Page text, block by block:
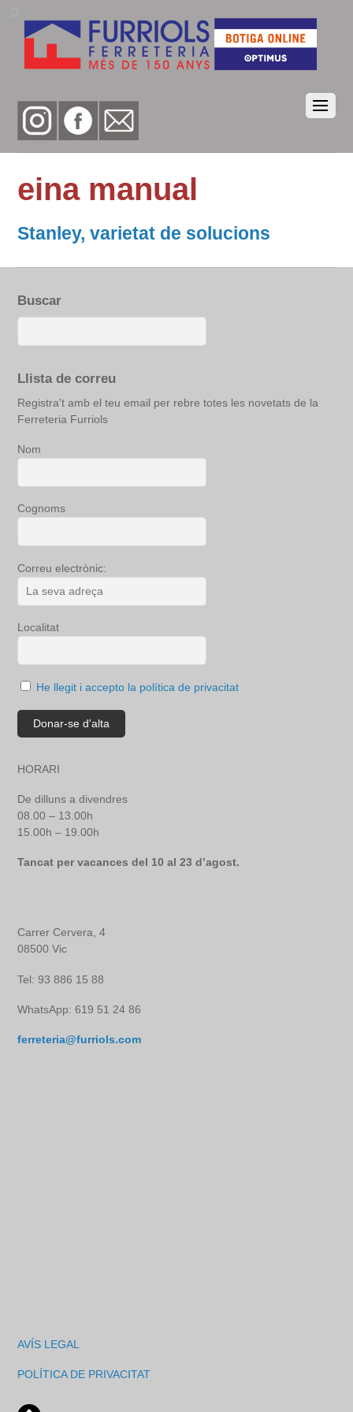
eina manual
Stanley, varietat de solucions
Buscar
Llista de correu
Registra't amb el teu email per rebre totes les novetats de la
Ferreteria Furriols
Nom
Cognoms
Correu electrònic:
Localitat
He llegit i accepto la política de privacitat
HORARI
De dilluns a divendres
08.00 – 13.00h
15.00h – 19.00h
Tancat per vacances del 10 al 23 d’agost.
Carrer Cervera, 4
08500 Vic
Tel: 93 886 15 88
WhatsApp: 619 51 24 86
ferreteria@furriols.com
AVÍS LEGAL
POLÍTICA DE PRIVACITAT